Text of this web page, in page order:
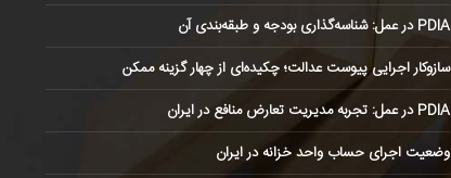
PDIA در عمل: شناسه‌گذاری بودجه و طبقه‌بندی آن
سازوکار اجرایی پیوست عدالت؛ چکیده‌ای از چهار گزینه ممکن
PDIA در عمل: تجربه مدیریت تعارض منافع در ایران
وضعیت اجرای حساب واحد خزانه در ایران